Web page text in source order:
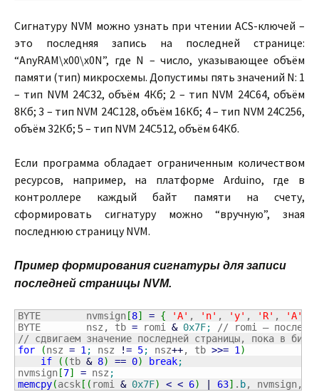
Сигнатуру NVM можно узнать при чтении ACS-ключей –
это последняя запись на последней странице:
“AnyRAM\x00\x0N”, где N – число, указывающее объём
памяти (тип) микросхемы. Допустимы пять значений N: 1
– тип NVM 24C32, объём 4Кб; 2 – тип NVM 24C64, объём
8Кб; 3 – тип NVM 24C128, объём 16Кб; 4 – тип NVM 24C256,
объём 32Кб; 5 – тип NVM 24C512, объём 64Кб.
Если программа обладает ограниченным количеством
ресурсов, например, на платформе Arduino, где в
контроллере каждый байт памяти на счету,
сформировать сигнатуру можно “вручную”, зная
последнюю страницу NVM.
Пример формирования сигнатуры для записи
последней страницы NVM.
BYTE        nvmsign [8] = { 'A' , 'n' , 'y' , 'R' , 'A'
BYTE        nsz, tb = romi & 0x7F;
// romi –
// сдвигаем значение последней страницы, пока в
for
(nsz = 1 ; nsz != 5; nsz++, tb >>= 1 )
if
( (tb & 8) == 0) break;
nvmsign [7] = nsz ;
memcpy(acsk [ ( romi & 0x7F) < < 6) 63] . b, nvmsign,